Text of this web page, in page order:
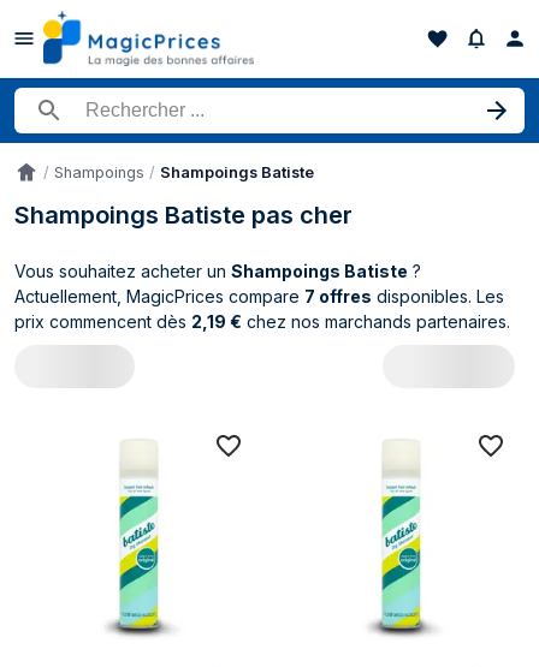
Rechercher un produit
AccueilShampoings Shampoings Batiste
Shampoings Batiste pas cher
Vous souhaitez acheter un Shampoings Batiste ?
Actuellement, MagicPrices compare 7 offres disponibles. Les
prix commencent dès 2,19 € chez nos marchands partenaires.
Catalogue Batiste Shampoings (7